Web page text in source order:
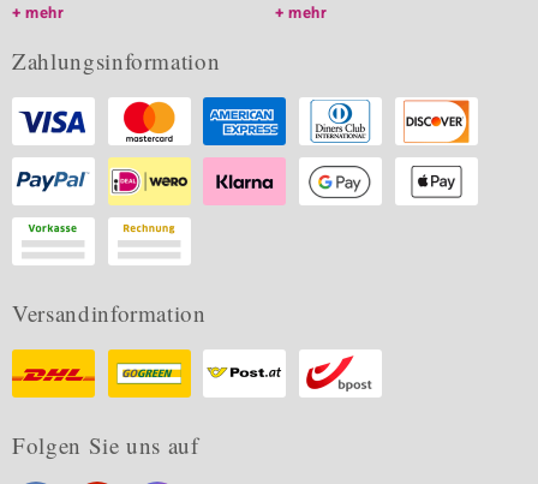
mehr
mehr
Zahlungsinformation
Versandinformation
Folgen Sie uns auf